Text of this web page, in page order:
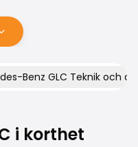
Benz GLC Teknik och d
i korthet